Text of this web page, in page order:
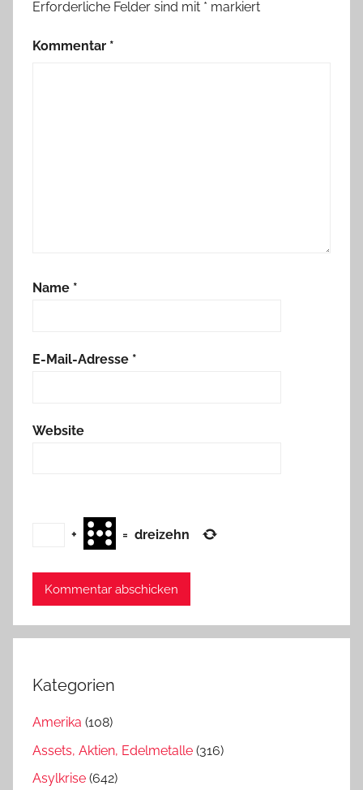
Erforderliche Felder sind mit * markiert
Kommentar *
Name *
E-Mail-Adresse *
Website
+ = dreizehn
Kategorien
Amerika (108)
Assets, Aktien, Edelmetalle (316)
Asylkrise (642)